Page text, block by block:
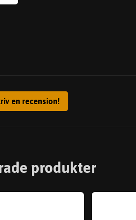
en recension!
produkter